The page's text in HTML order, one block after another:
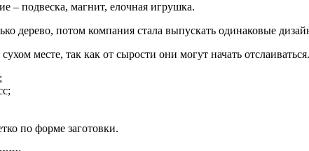
– подвеска, магнит, елочная игрушка.
дерево, потом компания стала выпускать одинаковые
месте, так как от сырости они могут начать отслаиваться.
по форме заготовки.